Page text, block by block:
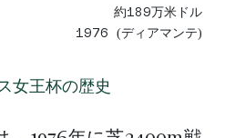
約189万米ドル
1976 (ディアマンテ)
女王杯の歴史